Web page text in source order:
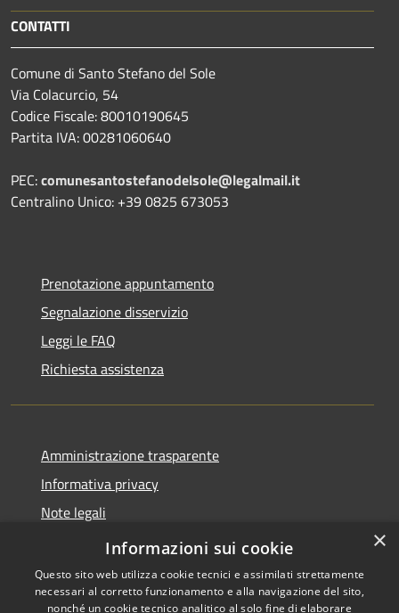
CONTATTI
Comune di Santo Stefano del Sole
Via Colacurcio, 54
Codice Fiscale: 80010190645
Partita IVA: 00281060640
PEC:comunesantostefanodelsole@legalmail.it
Centralino Unico: +39 0825 673053
Prenotazione appuntamento
Segnalazione disservizio
Leggi le FAQ
Richiesta assistenza
Amministrazione trasparente
Informativa privacy
Note legali
Dichiarazione di accessibilità
×
Informazioni sui cookie
Questo sito web utilizza cookie tecnici e assimilati strettamente
necessari al corretto funzionamento e alla navigazione del sito,
nonché un cookie tecnico analitico al solo fine di elaborare